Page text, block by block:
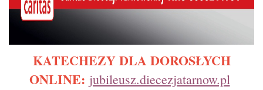
KATECHEZY DLA DOROSŁYCH
ONLINE: jubileusz.diecezjatarnow.pl